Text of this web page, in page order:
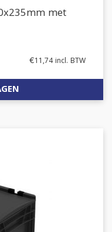
met
€11,74incl. BTW